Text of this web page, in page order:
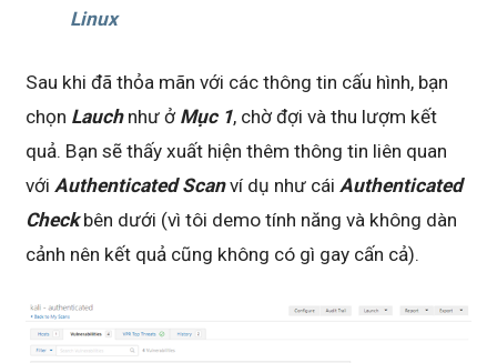
Linux
Sau khi đã thỏa mãn với các thông tin cấu hình, bạn
chọn Lauchnhư ở Mục 1, chờ đợi và thu lượm kết
quả. Bạn sẽ thấy xuất hiện thêm thông tin liên quan
với Authenticated Scanví dụ như cái Authenticated
Checkbên dưới (vì tôi demo tính năng và không dàn
cảnh nên kết quả cũng không có gì gay cấn cả).